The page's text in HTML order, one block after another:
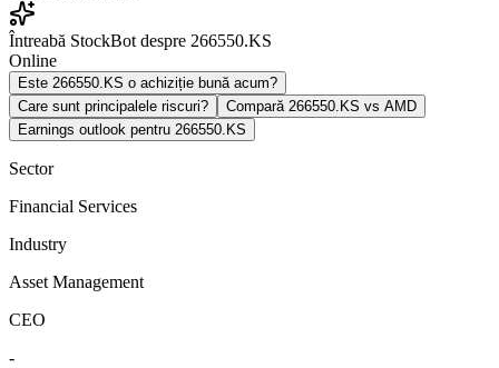
Întreabă StockBot despre 266550.KS
Online
Este 266550.KS o achiziție bună acum?
Care sunt principalele riscuri?
Compară 266550.KS vs AMD
Earnings outlook pentru 266550.KS
Sector
Financial Services
Industry
Asset Management
CEO
-